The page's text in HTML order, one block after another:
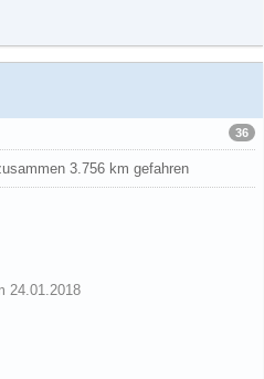
36
3.756 km gefahren
24.01.2018